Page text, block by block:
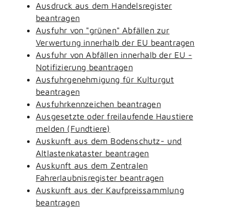
Ausdruck aus dem Handelsregister
beantragen
Ausfuhr von "grünen" Abfällen zur
Verwertung innerhalb der EU beantragen
Ausfuhr von Abfällen innerhalb der EU -
Notifizierung beantragen
Ausfuhrgenehmigung für Kulturgut
beantragen
Ausfuhrkennzeichen beantragen
Ausgesetzte oder freilaufende Haustiere
melden (Fundtiere)
Auskunft aus dem Bodenschutz- und
Altlastenkataster beantragen
Auskunft aus dem Zentralen
Fahrerlaubnisregister beantragen
Auskunft aus der Kaufpreissammlung
beantragen